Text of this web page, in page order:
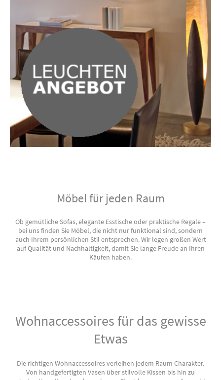
Möbel für jeden Raum
Ob gemütliche Sofas, elegante Esstische oder praktische Regale –
bei uns finden Sie Möbel, die nicht nur funktional sind, sondern
auch Ihrem persönlichen Stil entsprechen. Wir legen großen Wert
auf Qualität und Nachhaltigkeit, damit Sie lange Freude an Ihren
Käufen haben.
Wohnaccessoires für das gewisse
Etwas
Die richtigen Wohnaccessoires verleihen jedem Raum Charakter.
Von handgefertigten Vasen über stilvolle Kissen bis hin zu